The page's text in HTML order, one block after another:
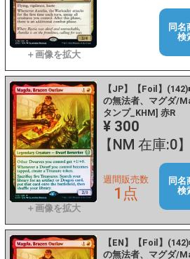
同名
検
【JP】【Foil】
の無法者、マグダ/
タンプ_KHM] 赤R
¥ 300
【NM 在庫:0】
週間販売数
1点
同名
検
【EN】【Foil】
の無法者、マグダ/